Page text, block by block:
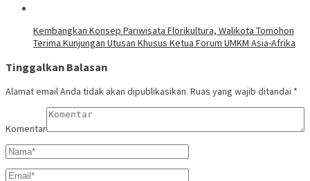
Kembangkan Konsep Pariwisata Florikultura, Walikota Tomohon
Terima Kunjungan Utusan Khusus Ketua Forum UMKM Asia-Afrika
Tinggalkan Balasan
Alamat email Anda tidak akan dipublikasikan. Ruas yang wajib ditandai *
Komentar